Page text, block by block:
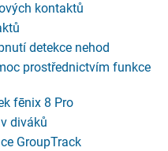
kontaktů
detekce nehod
prostřednictvím funkce
fēnix 8 Pro
diváků
GroupTrack